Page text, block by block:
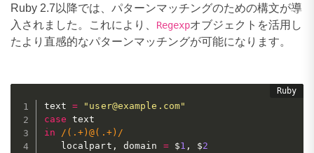
Ruby 2.7以降では、パターンマッチングのための構文が導
入されました。これにより、 Regexpオブジェクトを活用し
たより直感的なパターンマッチングが可能になります。
text =
"user@example.com"
case
in
/(.+)@(.+)/
   localpart
, domain = $1 , $2